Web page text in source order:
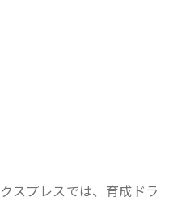
スプレスでは、育成ドラ